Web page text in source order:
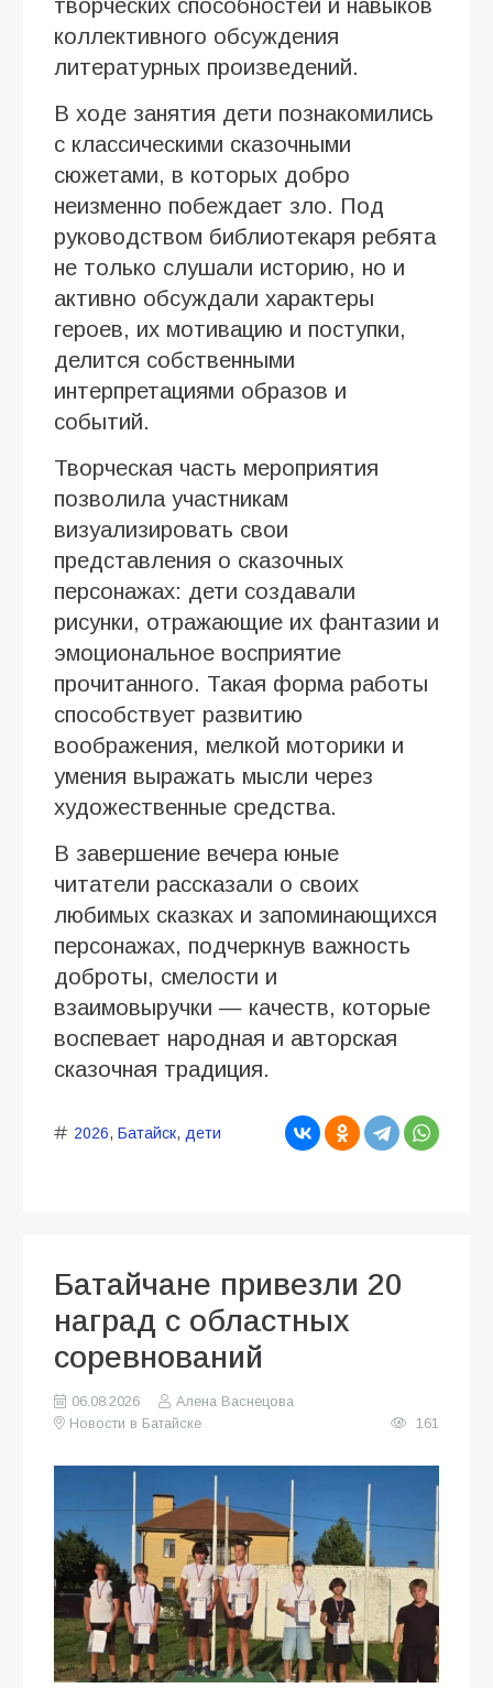
творческих способностей и навыков
коллективного обсуждения
литературных произведений.
В ходе занятия дети познакомились
с классическими сказочными
сюжетами, в которых добро
неизменно побеждает зло. Под
руководством библиотекаря ребята
не только слушали историю, но и
активно обсуждали характеры
героев, их мотивацию и поступки,
делится собственными
интерпретациями образов и
событий.
Творческая часть мероприятия
позволила участникам
визуализировать свои
представления о сказочных
персонажах: дети создавали
рисунки, отражающие их фантазии и
эмоциональное восприятие
прочитанного. Такая форма работы
способствует развитию
воображения, мелкой моторики и
умения выражать мысли через
художественные средства.
В завершение вечера юные
читатели рассказали о своих
любимых сказках и запоминающихся
персонажах, подчеркнув важность
доброты, смелости и
взаимовыручки — качеств, которые
воспевает народная и авторская
сказочная традиция.
2026, Батайск, дети
Батайчане привезли 20
наград с областных
соревнований
06.08.2026
Алена Васнецова
Новости в Батайске
161